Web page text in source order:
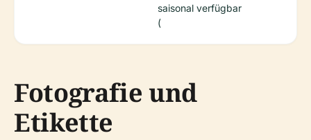
saisonal verfügbar
(
Fotografie und
Etikette